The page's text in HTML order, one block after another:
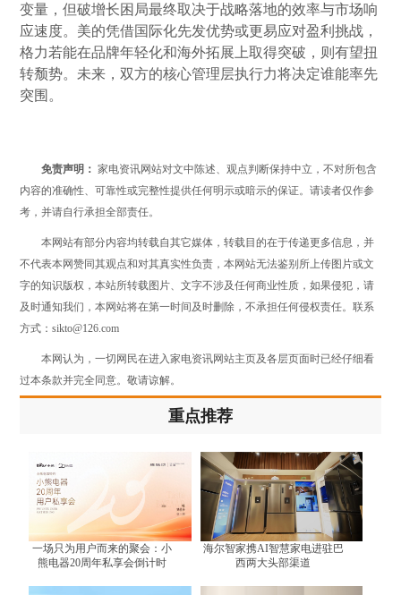
变量，但破增长困局最终取决于战略落地的效率与市场响
应速度。美的凭借国际化先发优势或更易应对盈利挑战，
格力若能在品牌年轻化和海外拓展上取得突破，则有望扭
转颓势。未来，双方的核心管理层执行力将决定谁能率先
突围。
免责声明： 家电资讯网站对文中陈述、观点判断保持中立，不对所包含
内容的准确性、可靠性或完整性提供任何明示或暗示的保证。请读者仅作参
考，并请自行承担全部责任。
本网站有部分内容均转载自其它媒体，转载目的在于传递更多信息，并
不代表本网赞同其观点和对其真实性负责，本网站无法鉴别所上传图片或文
字的知识版权，本站所转载图片、文字不涉及任何商业性质，如果侵犯，请
及时通知我们，本网站将在第一时间及时删除，不承担任何侵权责任。联系
方式：sikto@126.com
本网认为，一切网民在进入家电资讯网站主页及各层页面时已经仔细看
过本条款并完全同意。敬请谅解。
重点推荐
一场只为用户而来的聚会：小
熊电器20周年私享会倒计时
海尔智家携AI智慧家电进驻巴
西两大头部渠道